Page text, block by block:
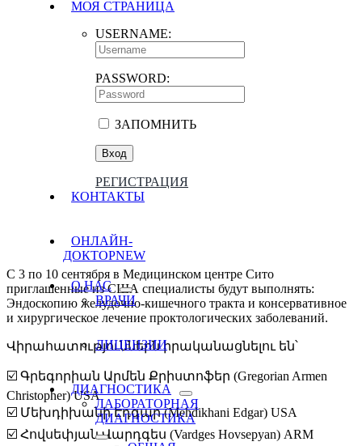
МОЯ СТРАНИЦА
USERNAME:
PASSWORD:
ЗАПОМНИТЬ
РЕГИСТРАЦИЯ
КОНТАКТЫ
ОНЛАЙН-
ДОКТОРNEW
О НАС
ВРАЧИ
ЛИЦЕНЗИИ
ДИАГНОСТИКА
ЛАБОРАТОРНАЯ
ДИАГНОСТИКА
С 3 по 10 сентября в Медицинском центре Сито
приглашенные из США специалисты будут выполнять:
Эндоскопию желудочно-кишечного тракта и консервативное
и хирургическое лечение проктологических заболеваний.
Վիրահատություններն իրականացնելու են՝
☑️ Գրեգորիան Արմեն Քրիստոֆեր (Gregorian Armen
Christopher) USA
☑️ Մեխդիխանի Էդգար (Mehdikhani Edgar) USA
☑️ Հովսեփյան Վարդգես (Vardges Hovsepyan) ARM